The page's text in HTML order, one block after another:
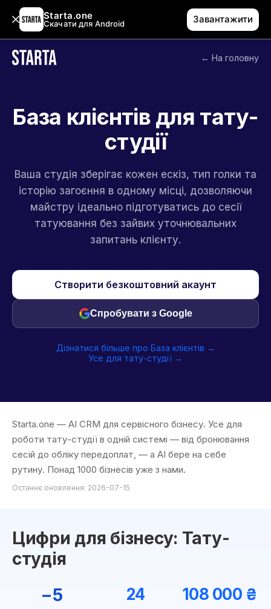
Starta.one
Скачати для Android Завантажити
← На головну
База клієнтів для тату-
студії
Ваша студія зберігає кожен ескіз, тип голки та
історію загоєння в одному місці, дозволяючи
майстру ідеально підготуватись до сесії
татуювання без зайвих уточнювальних
запитань клієнту.
Створити безкоштовний акаунт
Спробувати з Google
Дізнатися більше про База клієнтів →
Усе для тату-студії →
Starta.one — AI CRM для сервісного бізнесу. Усе для
роботи тату-студії в одній системі — від бронювання
сесій до обліку передоплат, — а AI бере на себе
рутину. Понад 1000 бізнесів уже з нами.
Останнє оновлення: 2026-07-15
Цифри для бізнесу: Тату-
студія
−5
24 108 000 ₴